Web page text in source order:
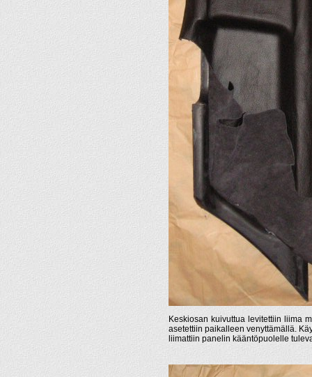
Keskiosan kuivuttua levitettiin liima
asetettiin paikalleen venyttämällä.
liimattiin panelin kääntöpuolelle